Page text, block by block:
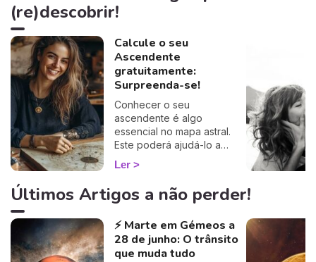
(re)descobrir!
Calcule o seu
Ascendente
gratuitamente:
Surpreenda-se!
Conhecer o seu
ascendente é algo
essencial no mapa astral.
Este poderá ajudá-lo a
compreender o porquê de
alguns comportamentos e
que imagem transmite aos
outros… Calcule o seu
descubra como este
influencia o seu Signo Solar
e as suas relações. É um
Ler
Últimos Artigos a não perder!
⚡ Marte em Gémeos a
28 de junho: O trânsito
que muda tudo